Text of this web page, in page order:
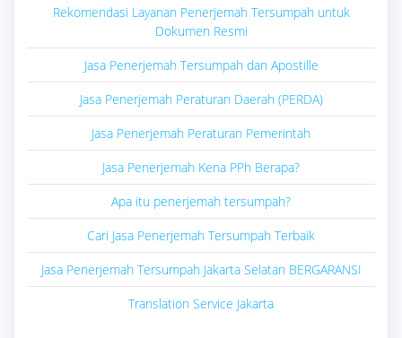
Rekomendasi Layanan Penerjemah Tersumpah untuk
Dokumen Resmi
Jasa Penerjemah Tersumpah dan Apostille
Jasa Penerjemah Peraturan Daerah (PERDA)
Jasa Penerjemah Peraturan Pemerintah
Jasa Penerjemah Kena PPh Berapa?
Apa itu penerjemah tersumpah?
Cari Jasa Penerjemah Tersumpah Terbaik
Jasa Penerjemah Tersumpah Jakarta Selatan BERGARANSI
Translation Service Jakarta